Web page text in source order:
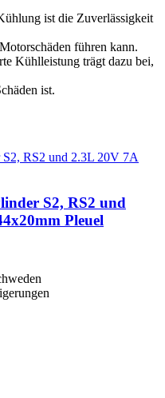
ist die Zuverlässigkeit
führen kann.
Kühlleistung trägt dazu bei,
ist.
S2, RS2 und
Pleuel